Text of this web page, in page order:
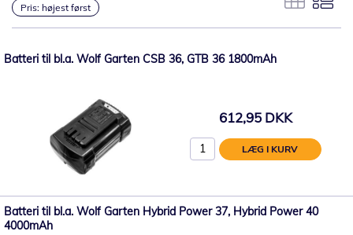
Pris: højest først
Batteri til bl.a. Wolf Garten CSB 36, GTB 36 1800mAh
612,95 DKK
LÆG I KURV
Batteri til bl.a. Wolf Garten Hybrid Power 37, Hybrid Power 40
4000mAh